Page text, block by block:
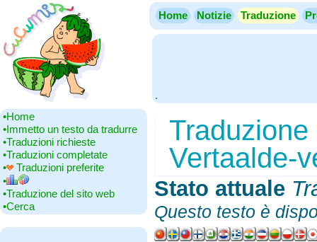
Home Notizie Traduzione
.
•‎Home
•‎Immetto un testo da tradurre
•‎Traduzioni richieste
•‎Traduzioni completate
•‎
Traduzioni preferite
•‎
•‎Traduzione del sito web
•‎Cerca
Vertaalde-
Stato attuale
Questo testo è